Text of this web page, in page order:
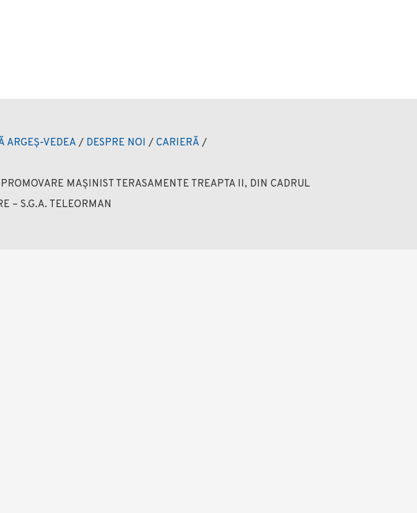
ARGEȘ-VEDEA / DESPRE NOI /CARIERĂ /
MAȘINIST TERASAMENTE TREAPTA II, DIN CADRUL
– S.G.A. TELEORMAN